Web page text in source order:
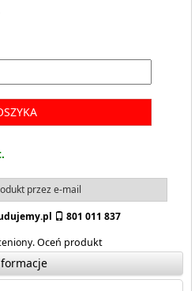
przez e-mail
801 011 837
Oceń produkt